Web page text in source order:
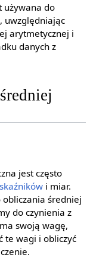
używana do
uwzględniając
arytmetycznej i
danych z
jest często
i miar.
obliczania średniej
do czynienia z
swoją wagę,
te wagi i obliczyć